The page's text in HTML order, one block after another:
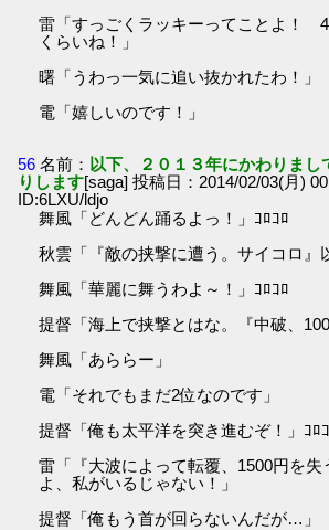
雷「すっごくラッキーってことよ！ 4
くらいね！」
曙「うわっ一気に追い抜かれたわ！」
電「嬉しいのです！」
56 名前： 以下、２０１３年にかわりまし
りします[saga] 投稿日：2014/02/03(月)
ID:6LXU/ldjo
舞風「どんどん踊るよっ！」ｺﾛｺﾛ
秋雲「『敵の挟撃に遭う。サイコロ』
舞風「華麗に舞うわよ～！」ｺﾛｺﾛ
提督「海上で挟撃とはな。『中破、
舞風「あららー」
電「それでもまだ2位なのです」
提督「俺も太平洋を突き進むぞ！」ｺﾛ
雷「『大波によって転覆、1500円を
よ、私がいるじゃない！」
提督「俺もう首が回らないんだが…」